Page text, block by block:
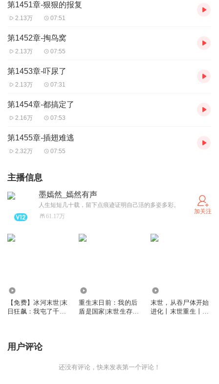
第1451章-狠狠的报复
2.13万 07:51
第1452章-掏鸟窝
2.13万 07:55
第1453章-吓尿了
2.13万 07:31
第1454章-都搞定了
2.16万 07:53
第1455章-插翅难逃
2.32万 07:55
主播信息
墨嫣然_嫣然有声
人生短短几十载，留下点痕迹证明自己活的多姿多彩。
61.17万
加关注
【免费】冰河末世|末
日狂飙：我屯了千亿
重生末日前：我的后
盾是国家|末世生存|
末世，从吞尸体开始
进化丨末世重生丨吞
用户评论
还没有评论，快来发表第一个评论！